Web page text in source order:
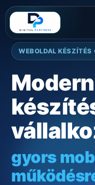
WEBOLDAL KÉSZÍTÉS
gyors